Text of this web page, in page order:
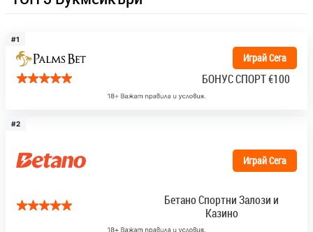
#1
Играй Сега
БОНУС СПОРТ€100
#2
Играй Сега
Бетано Спортни Залози и
Казино